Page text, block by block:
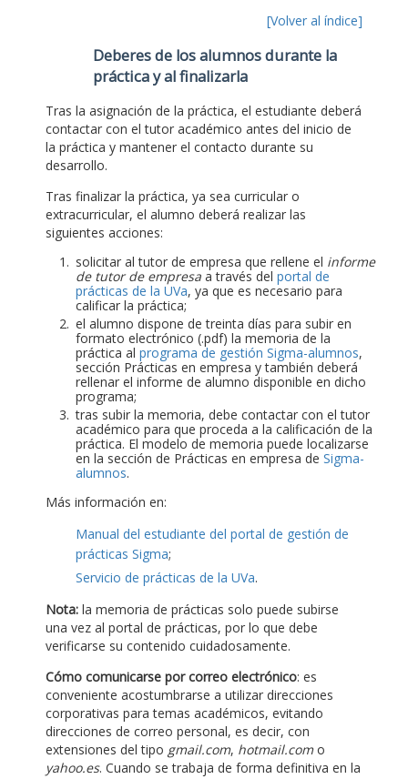
[Volver al índice]
Deberes de los alumnos durante la
práctica y al finalizarla
Tras la asignación de la práctica, el estudiante deberá
contactar con el tutor académico antes del inicio de
la práctica y mantener el contacto durante su
desarrollo.
Tras finalizar la práctica, ya sea curricular o
extracurricular, el alumno deberá realizar las
siguientes acciones:
solicitar al tutor de empresa que rellene el informe
de tutor de empresa a través del portal de
prácticas de la UVa, ya que es necesario para
calificar la práctica;
el alumno dispone de treinta días para subir en
formato electrónico (.pdf) la memoria de la
práctica al programa de gestión Sigma-alumnos,
sección Prácticas en empresa y también deberá
rellenar el informe de alumno disponible en dicho
programa;
tras subir la memoria, debe contactar con el tutor
académico para que proceda a la calificación de la
práctica. El modelo de memoria puede localizarse
en la sección de Prácticas en empresa de Sigma-
alumnos.
Más información en:
Manual del estudiante del portal de gestión de
prácticas Sigma;
Servicio de prácticas de la UVa.
Nota: la memoria de prácticas solo puede subirse
una vez al portal de prácticas, por lo que debe
verificarse su contenido cuidadosamente.
Cómo comunicarse por correo electrónico: es
conveniente acostumbrarse a utilizar direcciones
corporativas para temas académicos, evitando
direcciones de correo personal, es decir, con
extensiones del tipo gmail.com, hotmail.como
yahoo.es. Cuando se trabaja de forma definitiva en la